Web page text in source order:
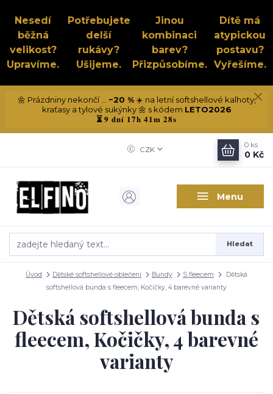
Nesedí
běžná
velikost?
Upravíme.
Potřebujete
delší
rukávy?
Ušijeme.
Jinou
kombinaci
barev?
Přizpůsobíme.
Dítě má
atypickou
postavu?
Vyřešíme.
🌼 Prázdniny nekončí ... −20 %☀️ na letní softshellové kalhoty,
kraťasy a tylové sukýnky 🌼 s kódem LETO2026
⏳9 dní 17h 41m 28s
Menu
CZK
Hledat
0 ks
0 Kč
Úvod Dětské softshellové oblečení Bundy S fleecem
Dětská
softshellová bunda s fleecem, Kočičky, 4 barevné varianty
Dětská softshellová bunda s
fleecem, Kočičky, 4 barevné
varianty